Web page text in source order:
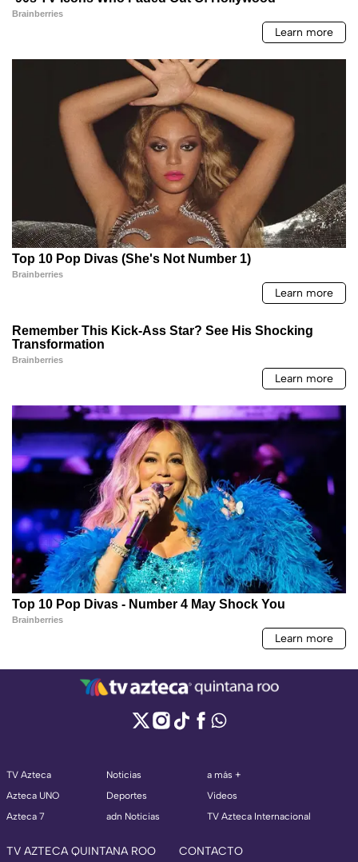
TV Azteca
Azteca UNO
Azteca 7
Noticias
Deportes
adn Noticias
a más +
Videos
TV Azteca Internacional
TV AZTECA QUINTANA ROO CONTACTO